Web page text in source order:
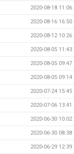
2020-08-18 11:06
2020-08-16 16:50
2020-08-12 10:26
2020-08-05 11:43
2020-08-05 09:47
2020-08-05 09:14
2020-07-24 15:45
2020-07-06 13:41
2020-06-30 10:02
2020-06-30 08:38
2020-06-29 12:39